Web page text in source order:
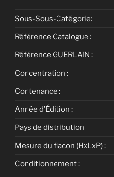
Sous-Sous-Catégorie:
Référence Catalogue :
Référence GUERLAIN :
Concentration :
Contenance :
Année d’Édition :
Pays de distribution
Mesure du flacon (HxLxP) :
Conditionnement :